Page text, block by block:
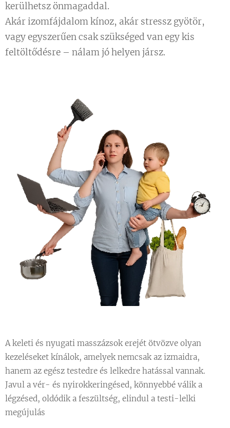
kerülhetsz önmagaddal.
Akár izomfájdalom kínoz, akár stressz gyötör,
vagy egyszerűen csak szükséged van egy kis
feltöltődésre – nálam jó helyen jársz.
A keleti és nyugati masszázsok erejét ötvözve olyan
kezeléseket kínálok, amelyek nemcsak az izmaidra,
hanem az egész testedre és lelkedre hatással vannak.
Javul a vér- és nyirokkeringésed, könnyebbé válik a
légzésed, oldódik a feszültség, elindul a testi-lelki
megújulás